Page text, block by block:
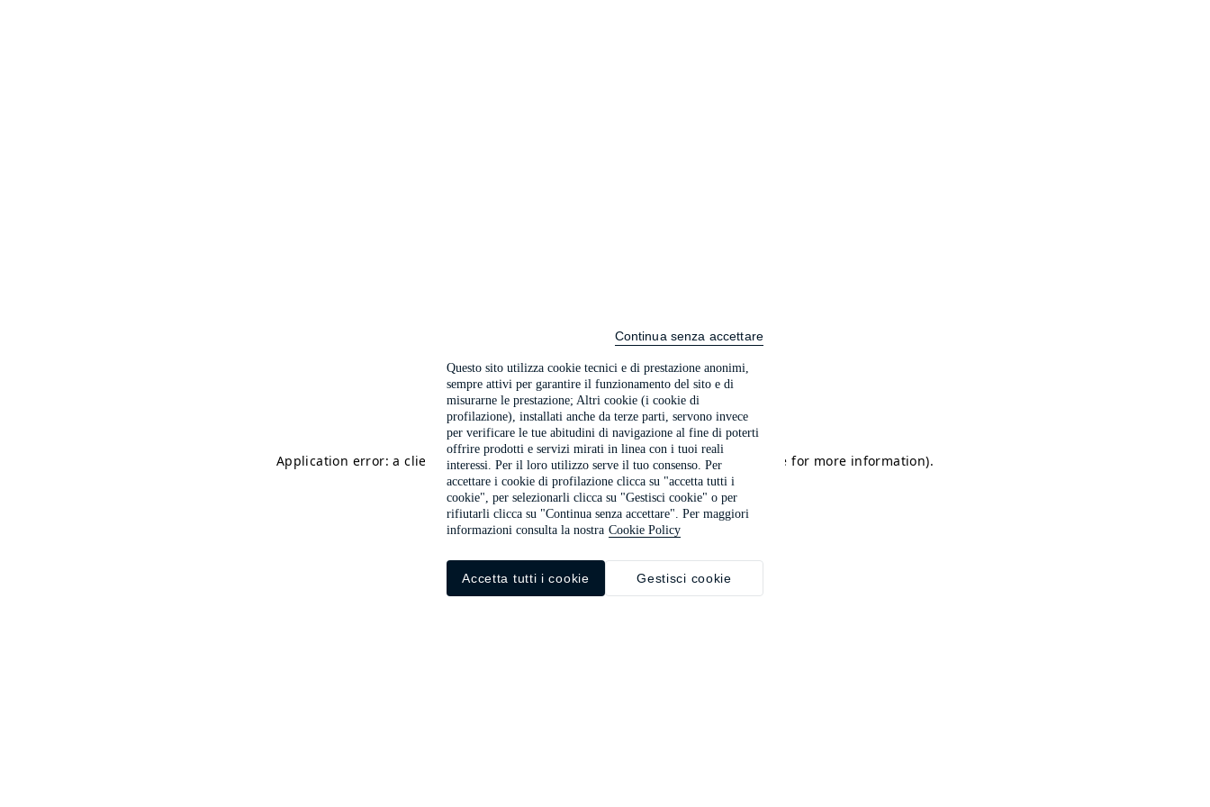
Application error: a client-side exception has occurred (see the browser console for more information).
Questo sito utilizza cookie tecnici e di prestazione anonimi,
sempre attivi per garantire il funzionamento del sito e di
misurarne le prestazione; Altri cookie (i cookie di
profilazione), installati anche da terze parti, servono invece
per verificare le tue abitudini di navigazione al fine di poterti
offrire prodotti e servizi mirati in linea con i tuoi reali
interessi. Per il loro utilizzo serve il tuo consenso. Per
accettare i cookie di profilazione clicca su "accetta tutti i
cookie", per selezionarli clicca su "Gestisci cookie" o per
rifiutarli clicca su "Continua senza accettare". Per maggiori
informazioni consulta la nostra Cookie Policy
Gestisci cookie
Accetta tutti i cookie
Continua senza accettare